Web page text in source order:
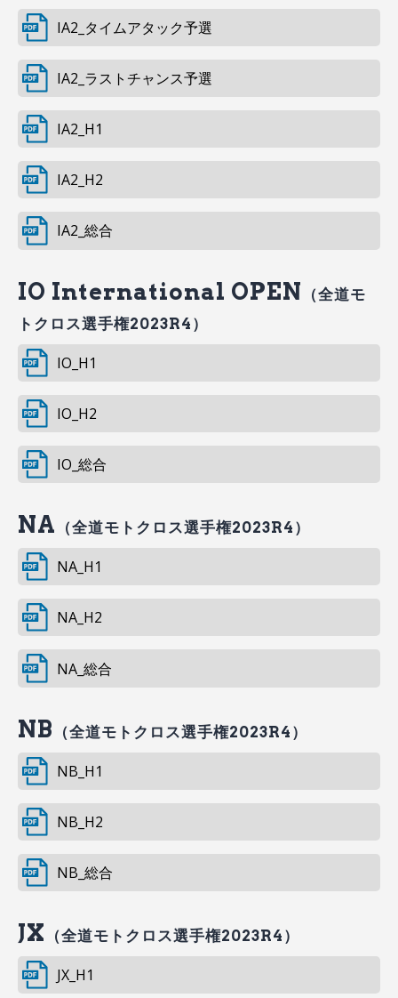
IA2_タイムアタック予選
IA2_ラストチャンス予選
IA2_H1
IA2_H2
IA2_総合
IO International OPEN （全道モ
トクロス選手権2023R4）
IO_H1
IO_H2
IO_総合
NA （全道モトクロス選手権2023R4）
NA_H1
NA_H2
NA_総合
NB （全道モトクロス選手権2023R4）
NB_H1
NB_H2
NB_総合
JX （全道モトクロス選手権2023R4）
JX_H1